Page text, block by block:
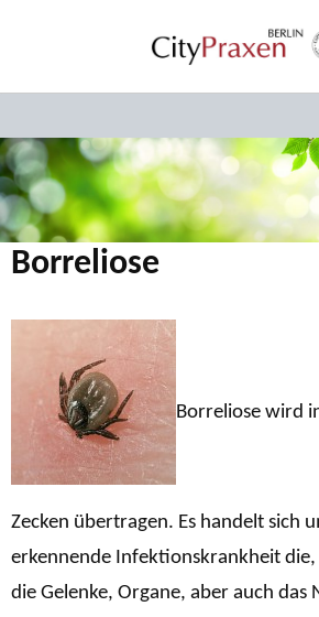
Borreliose
Borreliose wird
Zecken übertragen. Es handelt sich
erkennende Infektionskrankheit
die Gelenke, Organe, aber auch das